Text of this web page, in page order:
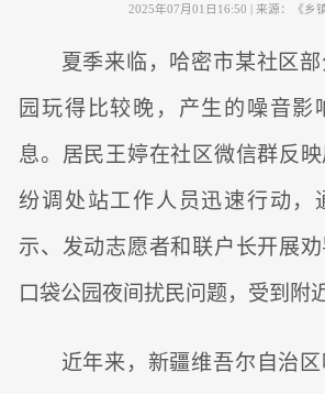
2025年07月01日16:50 | 来源： 《乡
夏季来临，哈密市某社区
园玩得比较晚，产生的噪音影
息。居民王婷在社区微信群反
纷调处站工作人员迅速行动，
示、发动志愿者和联户长开展
口袋公园夜间扰民问题，受到附
近年来，新疆维吾尔自治